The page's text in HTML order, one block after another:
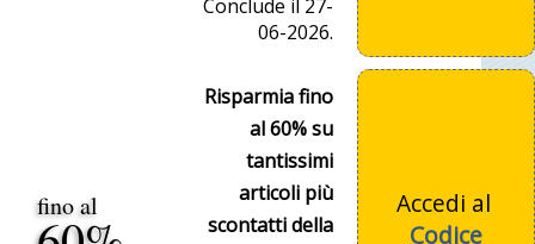
Conclude il 27-
06-2026.
fino al
Risparmia fino
al 60% su
tantissimi
articoli più
scontatti della
Accedi al
Codice